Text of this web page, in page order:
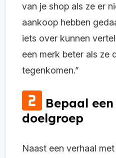
van je shop als ze er
aankoop hebben
iets over kunnen
een merk beter als ze
tegenkomen.”
Bepaal
doelgroep
Naast een verhaal